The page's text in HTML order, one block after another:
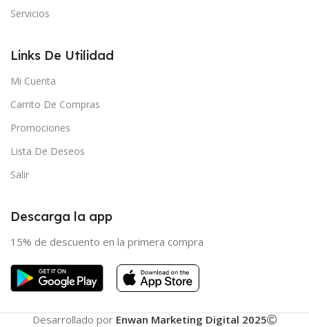
Servicios
Links De Utilidad
Mi Cuenta
Carrito De Compras
Promociones
Lista De Deseos
Salir
Descarga la app
15% de descuento en la primera compra
Desarrollado por Enwan Marketing Digital 2025